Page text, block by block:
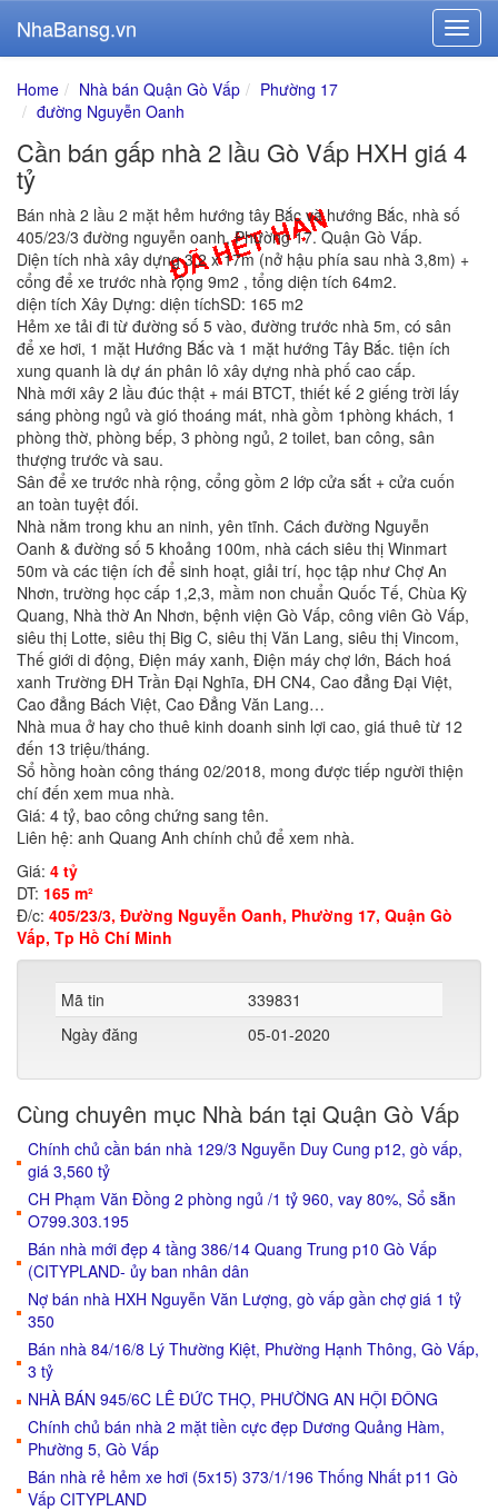
NhaBansg.vn
Home Nhà bán Quận Gò Vấp
Phường 17
đường Nguyễn Oanh
Cần bán gấp nhà 2 lầu Gò Vấp HXH giá 4
tỷ
Bán nhà 2 lầu 2 mặt hẻm hướng tây Bắc và hướng Bắc, nhà số
405/23/3 đường nguyễn oanh, Phường 17. Quận Gò Vấp.
Diện tích nhà xây dựng 3,2 x 17m (nở hậu phía sau nhà 3,8m) +
cổng để xe trước nhà rộng 9m2 , tổng diện tích 64m2.
diện tích Xây Dựng: diện tíchSD: 165 m2
Hẻm xe tải đi từ đường số 5 vào, đường trước nhà 5m, có sân
để xe hơi, 1 mặt Hướng Bắc và 1 mặt hướng Tây Bắc. tiện ích
xung quanh là dự án phân lô xây dựng nhà phố cao cấp.
Nhà mới xây 2 lầu đúc thật + mái BTCT, thiết kế 2 giếng trời lấy
sáng phòng ngủ và gió thoáng mát, nhà gồm 1phòng khách, 1
phòng thờ, phòng bếp, 3 phòng ngủ, 2 toilet, ban công, sân
thượng trước và sau.
Sân để xe trước nhà rộng, cổng gồm 2 lớp cửa sắt + cửa cuốn
an toàn tuyệt đối.
Nhà nằm trong khu an ninh, yên tĩnh. Cách đường Nguyễn
Oanh & đường số 5 khoảng 100m, nhà cách siêu thị Winmart
50m và các tiện ích để sinh hoạt, giải trí, học tập như Chợ An
Nhơn, trường học cấp 1,2,3, mầm non chuẩn Quốc Tế, Chùa Kỳ
Quang, Nhà thờ An Nhơn, bệnh viện Gò Vấp, công viên Gò Vấp,
siêu thị Lotte, siêu thị Big C, siêu thị Văn Lang, siêu thị Vincom,
Thế giới di động, Điện máy xanh, Điện máy chợ lớn, Bách hoá
xanh Trường ĐH Trần Đại Nghĩa, ĐH CN4, Cao đẳng Đại Việt,
Cao đẳng Bách Việt, Cao Đẳng Văn Lang…
Nhà mua ở hay cho thuê kinh doanh sinh lợi cao, giá thuê từ 12
đến 13 triệu/tháng.
Sổ hồng hoàn công tháng 02/2018, mong được tiếp người thiện
chí đến xem mua nhà.
Giá: 4 tỷ, bao công chứng sang tên.
Liên hệ: anh Quang Anh chính chủ để xem nhà.
Giá: 4 tỷ
DT: 165 m²
Đ/c: 405/23/3, Đường Nguyễn Oanh, Phường 17, Quận Gò
Vấp, Tp Hồ Chí Minh
Mã tin
339831
Ngày đăng
05-01-2020
Cùng chuyên mục Nhà bán tại Quận Gò Vấp
Chính chủ cần bán nhà 129/3 Nguyễn Duy Cung p12, gò vấp,
giá 3,560 tỷ
CH Phạm Văn Đồng 2 phòng ngủ /1 tỷ 960, vay 80%, Sổ sẵn
O799.303.195
Bán nhà mới đẹp 4 tầng 386/14 Quang Trung p10 Gò Vấp
(CITYPLAND- ủy ban nhân dân
Nợ bán nhà HXH Nguyễn Văn Lượng, gò vấp gần chợ giá 1 tỷ
350
Bán nhà 84/16/8 Lý Thường Kiệt, Phường Hạnh Thông, Gò Vấp,
3 tỷ
NHÀ BÁN 945/6C LÊ ĐỨC THỌ, PHƯỜNG AN HỘI ĐÔNG
Chính chủ bán nhà 2 mặt tiền cực đẹp Dương Quảng Hàm,
Phường 5, Gò Vấp
Bán nhà rẻ hẻm xe hơi (5x15) 373/1/196 Thống Nhất p11 Gò
Vấp CITYPLAND